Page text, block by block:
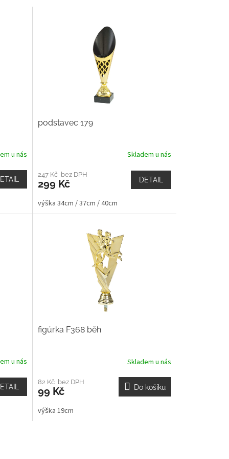
u nás
podstavec 179
Skladem u nás
247 Kč bez DPH
299 Kč DETAIL
výška 34cm / 37cm / 40cm
u nás
figúrka F368 běh
Skladem u nás
82 Kč bez DPH
99 Kč Do košíku
výška 19cm